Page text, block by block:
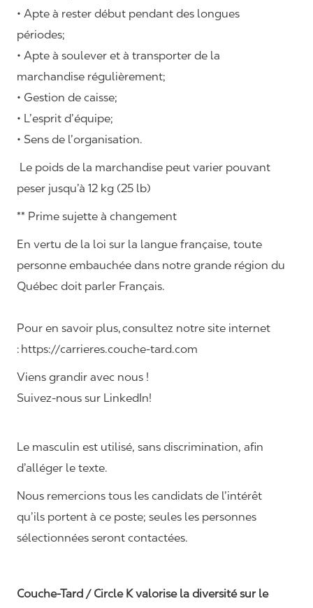
• Apte à rester début pendant des longues
périodes;
• Apte à soulever et à transporter de la
marchandise régulièrement;
• Gestion de caisse;
• L’esprit d’équipe;
• Sens de l’organisation.
Le poids de la marchandise peut varier pouvant
peser jusqu’à 12 kg (25 lb)
** Prime sujette à changement
En vertu de la loi sur la langue française, toute
personne embauchée dans notre grande région du
Québec doit parler Français.
Pour en savoir plus, consultez notre site internet
: https://carrieres.couche-tard.com
Viens grandir avec nous !
Suivez-nous sur LinkedIn!
Le masculin est utilisé, sans discrimination, afin
d’alléger le texte.
Nous remercions tous les candidats de l’intérêt
qu’ils portent à ce poste; seules les personnes
sélectionnées seront contactées.
Couche-Tard / Circle K valorise la diversité sur le